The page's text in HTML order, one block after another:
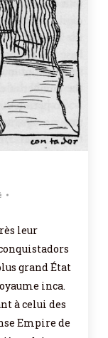
leur
grand État
inca.
à celui des
Empire de